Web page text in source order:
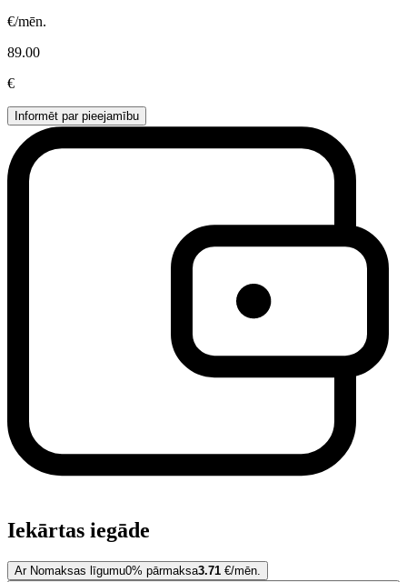
€/mēn.
89.00
€
Informēt par pieejamību
Iekārtas iegāde
Ar Nomaksas līgumu0% pārmaksa3.71 €/mēn.